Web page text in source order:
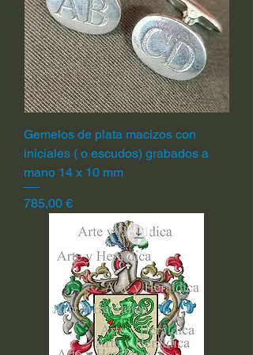
Gemelos de plata macizos con
iniciales ( o escudos) grabados a
mano 14 x 10 mm
Precio
785,00 €